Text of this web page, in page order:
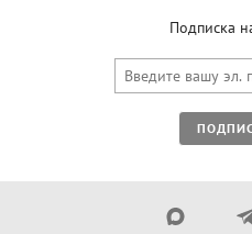
Подписка